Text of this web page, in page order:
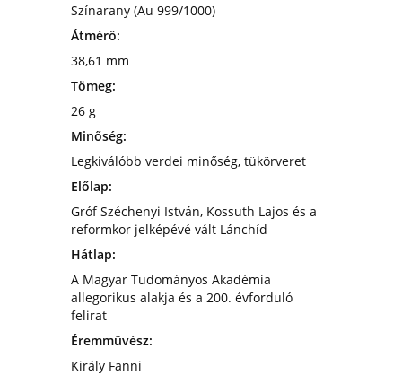
Színarany (Au 999/1000)
Átmérő:
38,61 mm
Tömeg:
26 g
Minőség:
Legkiválóbb verdei minőség, tükörveret
Előlap:
Gróf Széchenyi István, Kossuth Lajos és a
reformkor jelképévé vált Lánchíd
Hátlap:
A Magyar Tudományos Akadémia
allegorikus alakja és a 200. évforduló
felirat
Éremművész:
Király Fanni